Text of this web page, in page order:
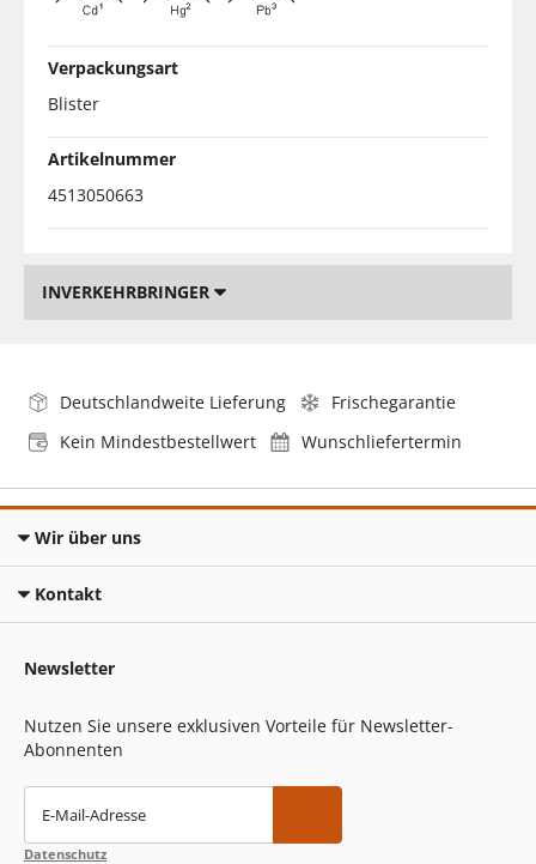
Verpackungsart
Blister
Artikelnummer
4513050663
INVERKEHRBRINGER
Deutschlandweite Lieferung
Frischegarantie
Kein Mindestbestellwert
Wunschliefertermin
Wir über uns
Kontakt
Newsletter
Nutzen Sie unsere exklusiven Vorteile für Newsletter-
Abonnenten
E-Mail-Adresse
Datenschutz